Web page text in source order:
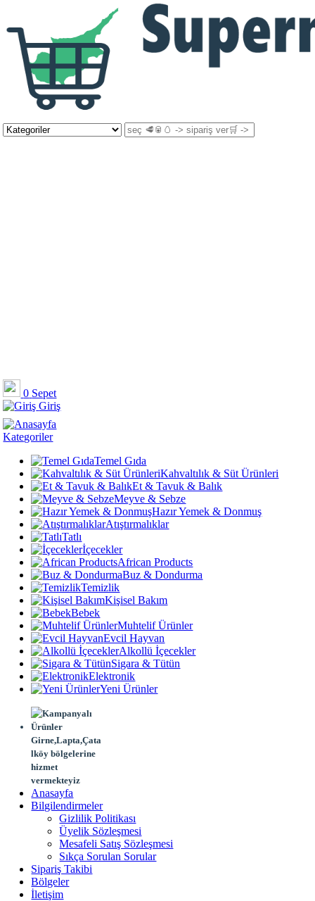
0 Sepet
Giriş
Kategoriler
Temel Gıda
Kahvaltılık & Süt Ürünleri
Et & Tavuk & Balık
Meyve & Sebze
Hazır Yemek & Donmuş
Atıştırmalıklar
Tatlı
İçecekler
African Products
Buz & Dondurma
Temizlik
Kişisel Bakım
Bebek
Muhtelif Ürünler
Evcil Hayvan
Alkollü İçecekler
Sigara & Tütün
Elektronik
Yeni Ürünler
Girne,Lapta,Çata
lköy bölgelerine
hizmet
vermekteyiz
Anasayfa
Bilgilendirmeler
Gizlilik Politikası
Üyelik Sözleşmesi
Mesafeli Satış Sözleşmesi
Sıkça Sorulan Sorular
Sipariş Takibi
Bölgeler
İletişim